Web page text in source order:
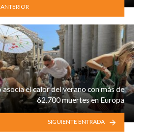
el calor del verano con más de
62.700 muertes en Europa
SIGUIENTE ENTRADA